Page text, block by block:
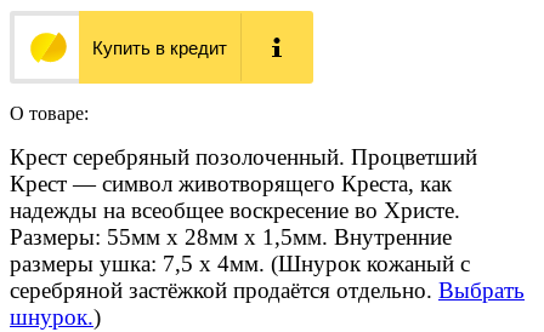
Купить в кредит
О товаре:
Крест серебряный позолоченный. Процветший
Крест — символ животворящего Креста, как
надежды на всеобщее воскресение во Христе.
Размеры: 55мм х 28мм х 1,5мм. Внутренние
размеры ушка: 7,5 х 4мм. (Шнурок кожаный с
серебряной застёжкой продаётся отдельно. Выбрать
шнурок.)